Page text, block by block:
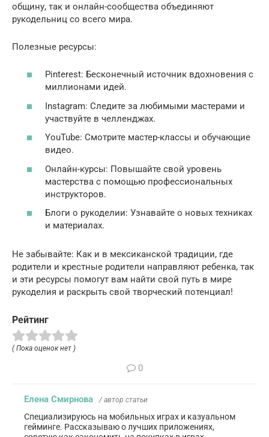
общину, так и онлайн-сообщества объединяют
рукодельниц со всего мира.
Полезные ресурсы:
Pinterest: Бесконечный источник вдохновения с
миллионами идей.
Instagram: Следите за любимыми мастерами и
участвуйте в челленджах.
YouTube: Смотрите мастер-классы и обучающие
видео.
Онлайн-курсы: Повышайте свой уровень
мастерства с помощью профессиональных
инструкторов.
Блоги о рукоделии: Узнавайте о новых техниках
и материалах.
Не забывайте: Как и в мексиканской традиции, где
родители и крестные родители направляют ребенка, так
и эти ресурсы помогут вам найти свой путь в мире
рукоделия и раскрыть свой творческий потенциал!
Рейтинг
( Пока оценок нет )
0
Елена Смирнова / автор статьи
Специализируюсь на мобильных играх и казуальном
гейминге. Рассказываю о лучших приложениях,